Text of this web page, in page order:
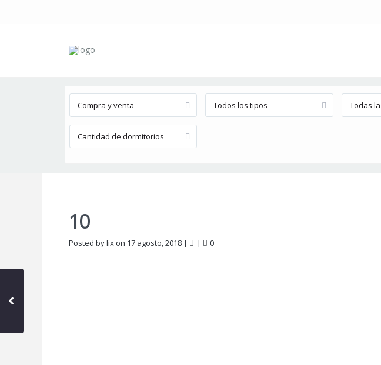
Compra y venta Todos los tipos Todas
Cantidad de dormitorios
10
Posted by lix on 17 agosto, 2018 | | 0